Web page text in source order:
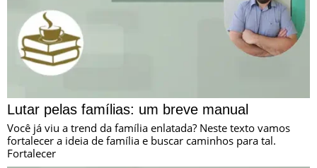
Lutar pelas famílias: um breve manual
Você já viu a trend da família enlatada? Neste texto vamos
fortalecer a ideia de família e buscar caminhos para tal.
Fortalecer